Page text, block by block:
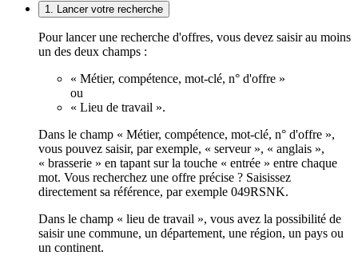
1. Lancer votre recherche
Pour lancer une recherche d'offres, vous devez saisir au moins
un des deux champs :
« Métier, compétence, mot-clé, n° d'offre »
ou
« Lieu de travail ».
Dans le champ « Métier, compétence, mot-clé, n° d'offre »,
vous pouvez saisir, par exemple, « serveur », « anglais »,
« brasserie » en tapant sur la touche « entrée » entre chaque
mot. Vous recherchez une offre précise ? Saisissez
directement sa référence, par exemple 049RSNK.
Dans le champ « lieu de travail », vous avez la possibilité de
saisir une commune, un département, une région, un pays ou
un continent.